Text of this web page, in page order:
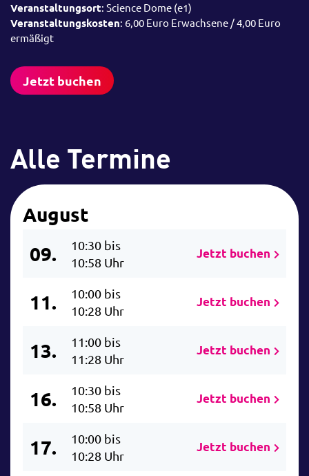
Veranstaltungsort: Science Dome (e1)
Veranstaltungskosten: 6,00 Euro Erwachsene / 4,00 Euro
ermäßigt
Jetzt buchen
Alle Termine
August
09.
10:30 bis
10:58 Uhr
Jetzt buchen
11.
10:00 bis
10:28 Uhr
Jetzt buchen
13.
11:00 bis
11:28 Uhr
Jetzt buchen
16.
10:30 bis
10:58 Uhr
Jetzt buchen
17.
10:00 bis
10:28 Uhr
Jetzt buchen